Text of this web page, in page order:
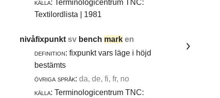
källa: Terminologicentrum TNC:
Textilordlista | 1981
nivåfixpunktsv bench mark en
definition: fixpunkt vars läge i höjd
bestämts
övriga språk: da, de, fi, fr, no
källa: Terminologicentrum TNC: